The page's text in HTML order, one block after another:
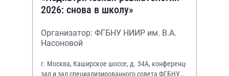
2026: снова в школу»
Организатор: ФГБНУ НИИР им. В.А.
Насоновой
г. Москва, Каширское шоссе, д. 34А, конференц-
зал и зал специализированного совета ФГБНУ